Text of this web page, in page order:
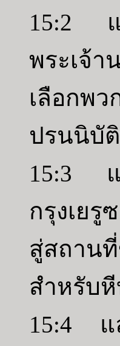
15:2 แ
พระเจ้า
เลือกพ
ปรนนิบั
15:3 แ
กรุงเย
สู่สถาน
สำหรับ
15:4 แ